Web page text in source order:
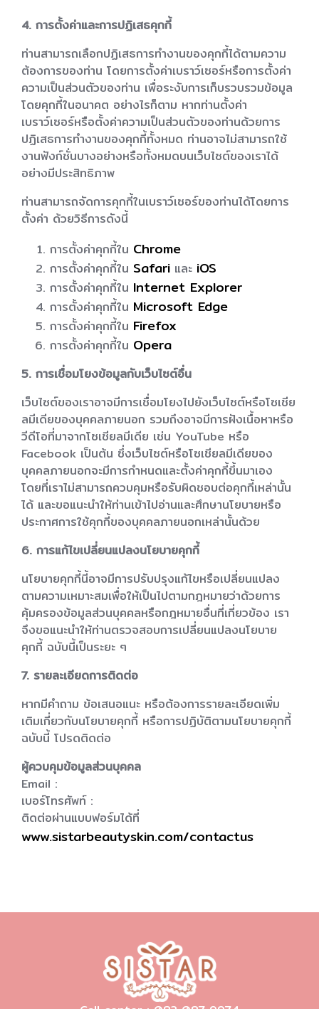
4. การตั้งค่าและการปฏิเสธคุกกี้
ท่านสามารถเลือกปฏิเสธการทำงานของคุกกี้ได้ตามความ
ต้องการของท่าน โดยการตั้งค่าเบราว์เซอร์หรือการตั้งค่า
ความเป็นส่วนตัวของท่าน เพื่อระงับการเก็บรวบรวมข้อมูล
โดยคุกกี้ในอนาคต อย่างไรก็ตาม หากท่านตั้งค่า
เบราว์เซอร์หรือตั้งค่าความเป็นส่วนตัวของท่านด้วยการ
ปฏิเสธการทำงานของคุกกี้ทั้งหมด ท่านอาจไม่สามารถใช้
งานฟังก์ชั่นบางอย่างหรือทั้งหมดบนเว็บไซต์ของเราได้
อย่างมีประสิทธิภาพ
ท่านสามารถจัดการคุกกี้ในเบราว์เซอร์ของท่านได้โดยการ
ตั้งค่า ด้วยวิธีการดังนี้
การตั้งค่าคุกกี้ใน Chrome
การตั้งค่าคุกกี้ใน Safari และ iOS
การตั้งค่าคุกกี้ใน Internet Explorer
การตั้งค่าคุกกี้ใน Microsoft Edge
การตั้งค่าคุกกี้ใน Firefox
การตั้งค่าคุกกี้ใน Opera
5. การเชื่อมโยงข้อมูลกับเว็บไซต์อื่น
เว็บไซต์ของเราอาจมีการเชื่อมโยงไปยังเว็บไซต์หรือโซเชีย
ลมีเดียของบุคคลภายนอก รวมถึงอาจมีการฝังเนื้อหาหรือ
วีดีโอที่มาจากโซเชียลมีเดีย เช่น YouTube หรือ
Facebook เป็นต้น ซึ่งเว็บไซต์หรือโซเชียลมีเดียของ
บุคคลภายนอกจะมีการกำหนดและตั้งค่าคุกกี้ขึ้นมาเอง
โดยที่เราไม่สามารถควบคุมหรือรับผิดชอบต่อคุกกี้เหล่านั้น
ได้ และขอแนะนำให้ท่านเข้าไปอ่านและศึกษานโยบายหรือ
ประกาศการใช้คุกกี้ของบุคคลภายนอกเหล่านั้นด้วย
6. การแก้ไขเปลี่ยนแปลงนโยบายคุกกี้
นโยบายคุกกี้นี้อาจมีการปรับปรุงแก้ไขหรือเปลี่ยนแปลง
ตามความเหมาะสมเพื่อให้เป็นไปตามกฎหมายว่าด้วยการ
คุ้มครองข้อมูลส่วนบุคคลหรือกฎหมายอื่นที่เกี่ยวข้อง เรา
จึงขอแนะนำให้ท่านตรวจสอบการเปลี่ยนแปลงนโยบาย
คุกกี้ ฉบับนี้เป็นระยะ ๆ
7. รายละเอียดการติดต่อ
หากมีคำถาม ข้อเสนอแนะ หรือต้องการรายละเอียดเพิ่ม
เติมเกี่ยวกับนโยบายคุกกี้ หรือการปฏิบัติตามนโยบายคุกกี้
ฉบับนี้ โปรดติดต่อ
ผู้ควบคุมข้อมูลส่วนบุคคล
Email :
เบอร์โทรศัพท์ :
ติดต่อผ่านแบบฟอร์มได้ที่
www.sistarbeautyskin.com/contactus